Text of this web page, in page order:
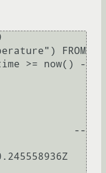
FROM
>= now() -
--